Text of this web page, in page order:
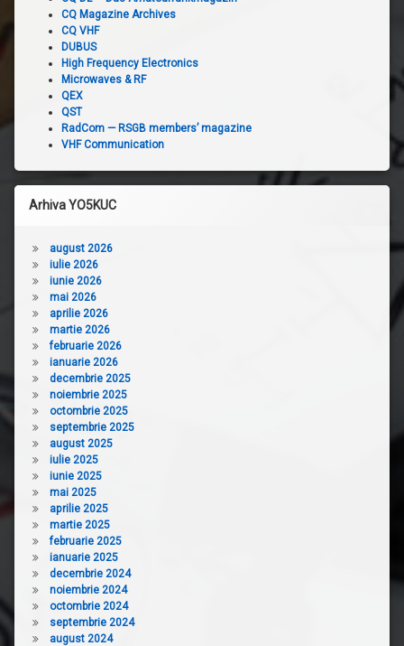
CQ Magazine Archives
CQ VHF
DUBUS
High Frequency Electronics
Microwaves & RF
QEX
QST
RadCom — RSGB members’ magazine
VHF Communication
Arhiva YO5KUC
august 2026
iulie 2026
iunie 2026
mai 2026
aprilie 2026
martie 2026
februarie 2026
ianuarie 2026
decembrie 2025
noiembrie 2025
octombrie 2025
septembrie 2025
august 2025
iulie 2025
iunie 2025
mai 2025
aprilie 2025
martie 2025
februarie 2025
ianuarie 2025
decembrie 2024
noiembrie 2024
octombrie 2024
septembrie 2024
august 2024